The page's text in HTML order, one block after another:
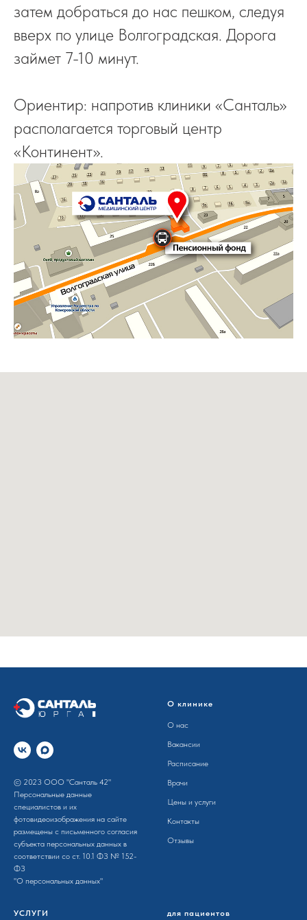
затем добраться до нас пешком, следуя
вверх по улице Волгоградская. Дорога
займет 7-10 минут.
Ориентир: напротив клиники «Санталь»
располагается торговый центр
«Континент».
© 2023 ООО "Санталь 42"
Персональные данные
специалистов и их
фотовидеоизображения на сайте
размещены с письменного согла­сия
субъекта персона­льных данных в
соотв­етствии со ст. 10.1 ФЗ № 152-
ФЗ
"О персона­льных данных"
О клинике
О нас
Вакансии
Расписание
Врачи
Цены и услуги
Контакты
Отзывы
УСЛУГИ для пациентов